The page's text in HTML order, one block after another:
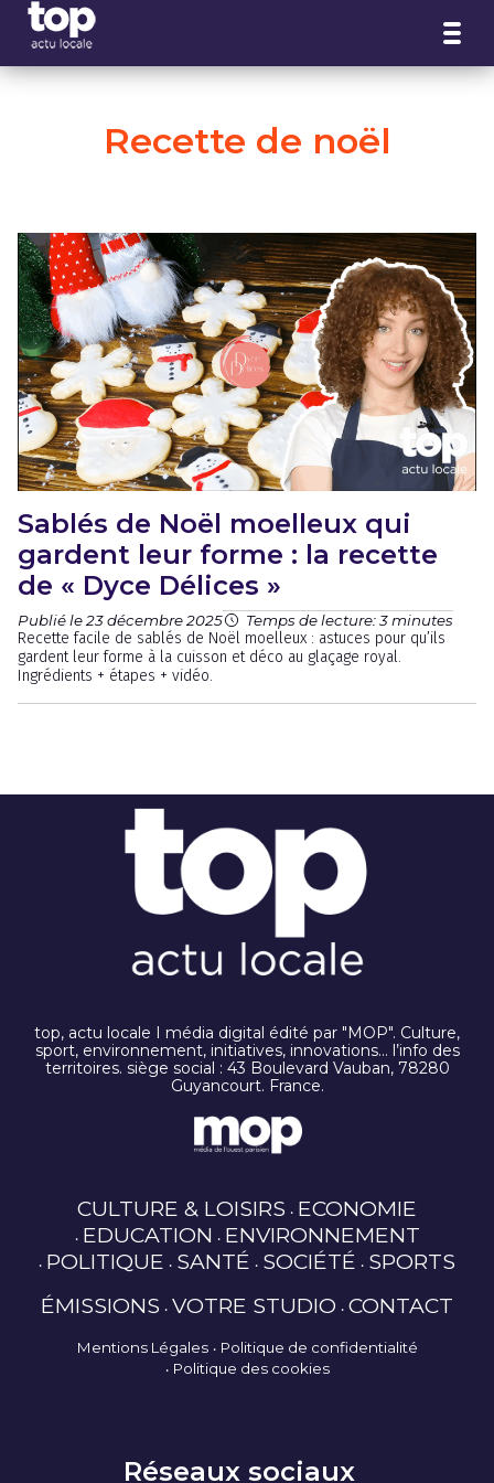
Recette de noël
Sablés de Noël moelleux qui
gardent leur forme : la recette
de « Dyce Délices »
Publié le 23 décembre 2025 Temps de lecture: 3 minutes
Recette facile de sablés de Noël moelleux : astuces pour qu’ils
gardent leur forme à la cuisson et déco au glaçage royal.
Ingrédients + étapes + vidéo.
top, actu locale I média digital édité par "MOP". Culture,
sport, environnement, initiatives, innovations… l’info des
territoires. siège social : 43 Boulevard Vauban, 78280
Guyancourt. France.
CULTURE & LOISIRS ECONOMIE
EDUCATION ENVIRONNEMENT
POLITIQUE SANTÉ SOCIÉTÉ SPORTS
ÉMISSIONS VOTRE STUDIO CONTACT
Mentions Légales
Politique de confidentialité
Politique des cookies
Réseaux sociaux
Panneau de gestion des cookies